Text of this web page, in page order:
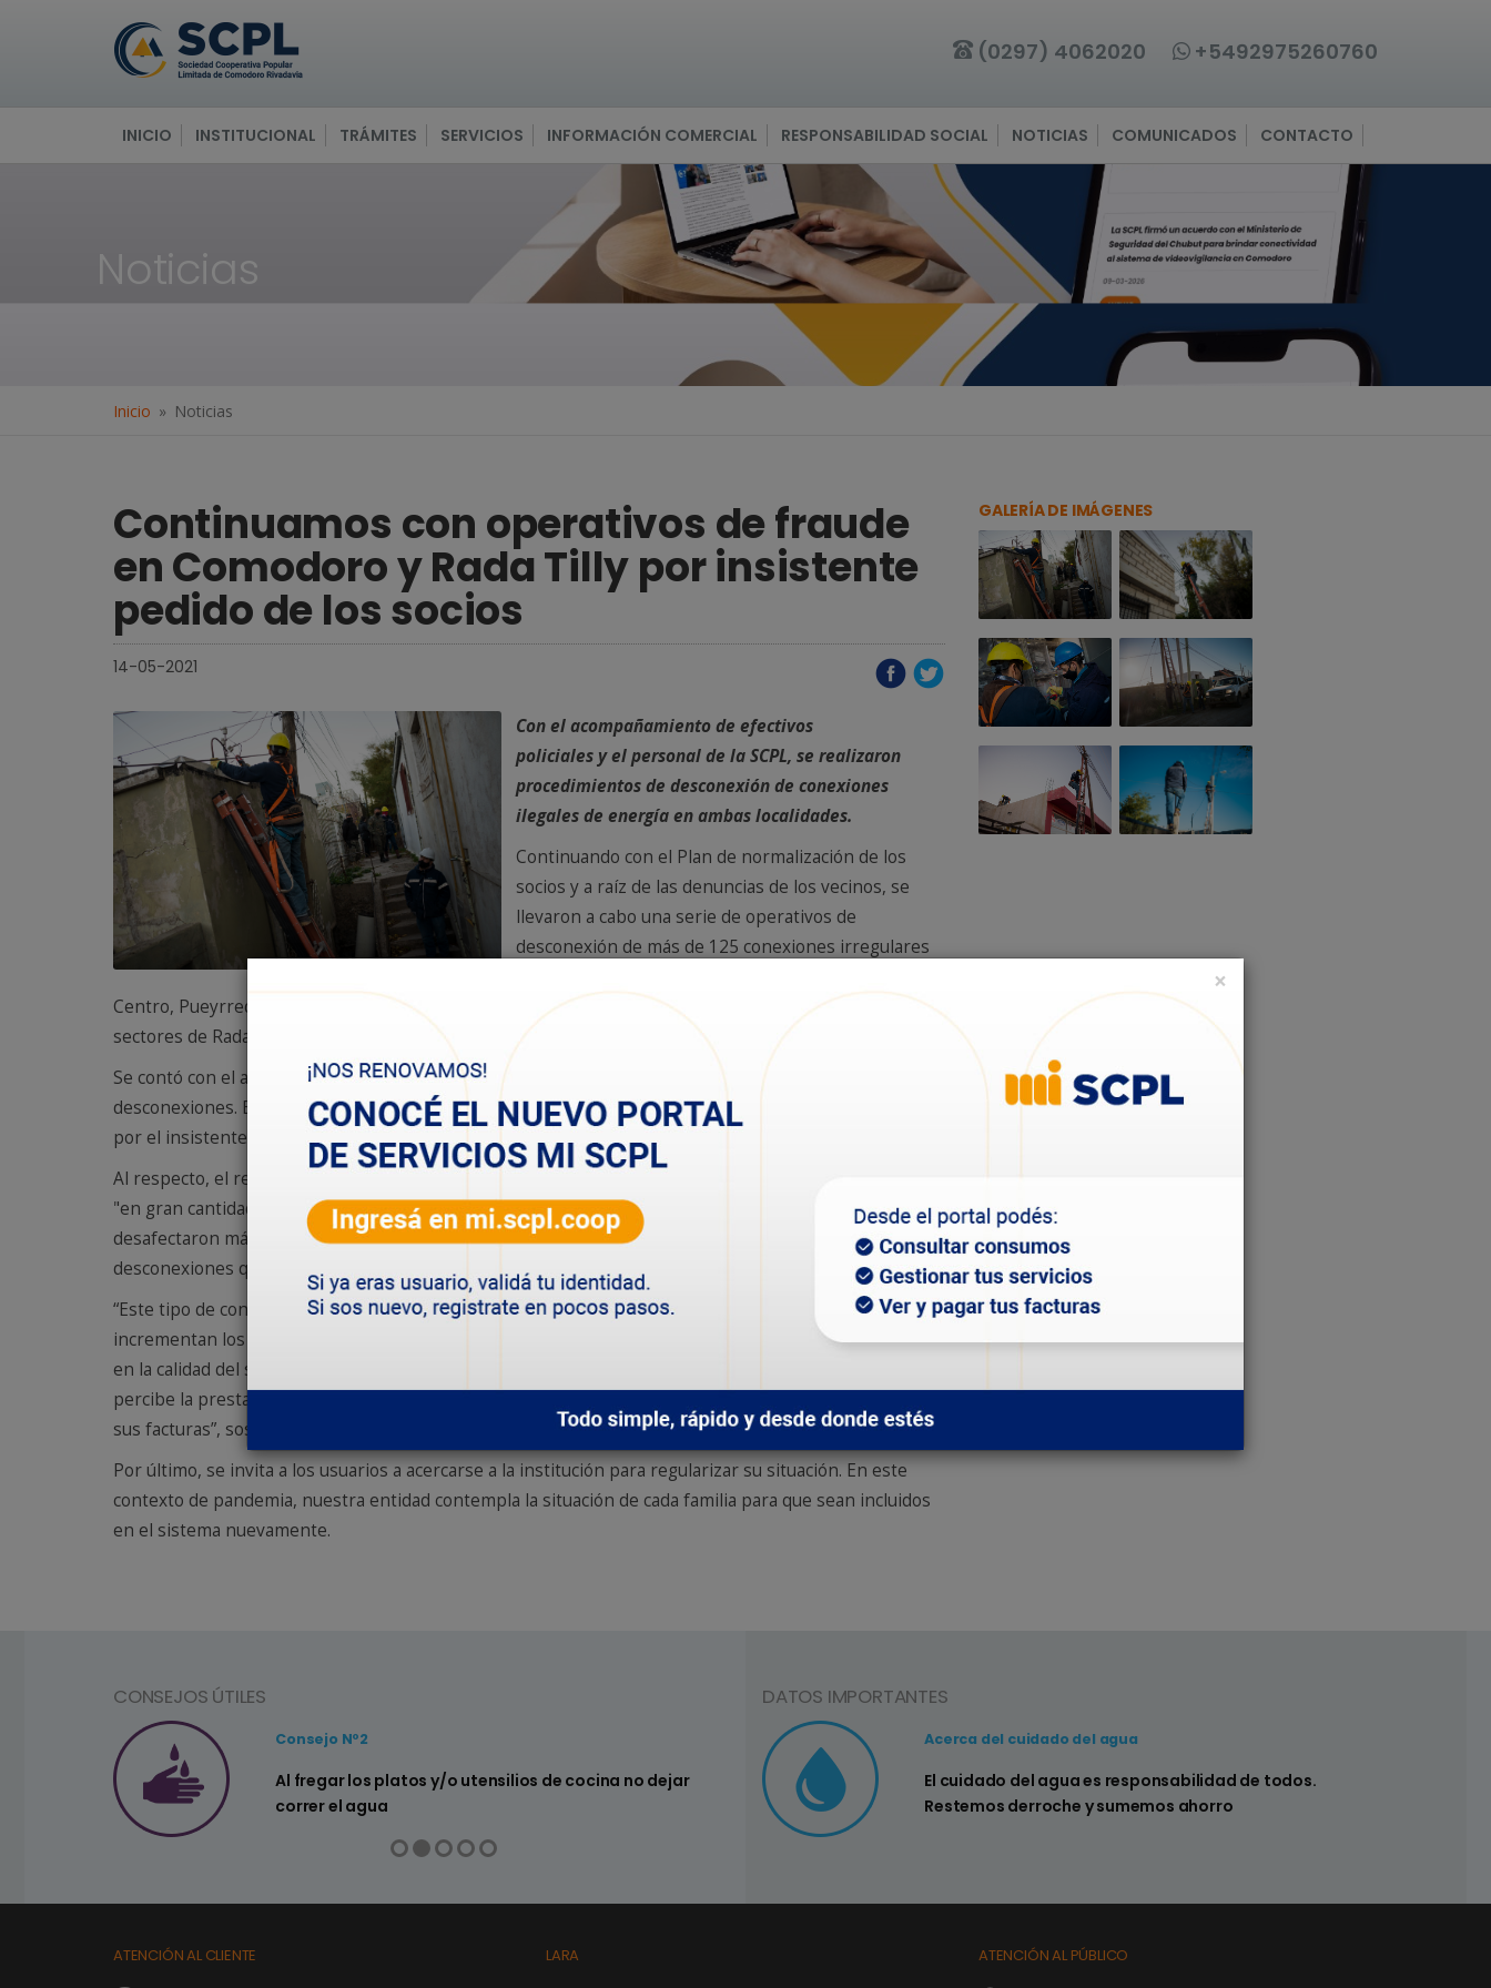
(0297) 4062020 +5492975260760
INICIO INSTITUCIONAL TRÁMITES SERVICIOS INFORMACIÓN COMERCIAL RESPONSABILIDAD SOCIAL NOTICIAS COMUNICADOS CONTACTO
Noticias
Inicio Noticias
Continuamos con operativos de fraude
en Comodoro y Rada Tilly por insistente
pedido de los socios
14-05-2021
Con el acompañamiento de efectivos
policiales y el personal de la SCPL, se realizaron
procedimientos de desconexión de conexiones
ilegales de energía en ambas localidades.
Continuando con el Plan de normalización de los
socios y a raíz de las denuncias de los vecinos, se
llevaron a cabo una serie de operativos de
desconexión de más de 125 conexiones irregulares
Centro, Pueyrredón, Extensión del Stella Maris, Presidente Ortiz Km.5 de Comodoro y en diversos
sectores de Rada Tilly.
Se contó con el acompañamiento de la Policía Montada y del área legal, y las cuadrillas de
desconexiones. Estos procedimientos se vienen desarrollando fuertemente en las últimas semanas
por el insistente pedido y denuncias de los asociados que tienen su factura al día.
Al respecto, el referente del área de Conexiones Irregulares de la SCPL, Rodolfo Barrera sostuvo que,
"en gran cantidad de casos, los socios del mismo barrio son quiénes denuncian a sus vecinos. Ya se
desafectaron más de 125 conexiones ilegales en los últimos días, sumado a las más de 70
desconexiones que se realizaron la semana pasada en el barrio Stella Maris”.
“Este tipo de conexiones se realizan sin considerar las medidas de seguridad indispensable. Se
incrementan los riesgos por electrocución o cortocircuitos que pueden generar incendios, deterioro
en la calidad del servicio provocando cortes y bajas de tensión, y además del impacto económico que
percibe la prestataria. Muchas conexiones ilegales toman la energía de inmuebles linderos abultando
sus facturas”, sostuvo.
Por último, se invita a los usuarios a acercarse a la institución para regularizar su situación. En este
contexto de pandemia, nuestra entidad contempla la situación de cada familia para que sean incluidos
en el sistema nuevamente.
GALERÍA DE IMÁGENES
CONSEJOS ÚTILES
Consejo Nº2
Al fregar los platos y/o utensilios de cocina no dejar
correr el agua
Consejo Nº3
Controlar si hay pérdidas en los sistemas sanitarios de
su hogar
DATOS IMPORTANTES
Acerca del cuidado del agua
El cuidado del agua es responsabilidad de todos.
Restemos derroche y sumemos ahorro
ATENCIÓN AL CLIENTE LARA ATENCIÓN AL PÚBLICO
×